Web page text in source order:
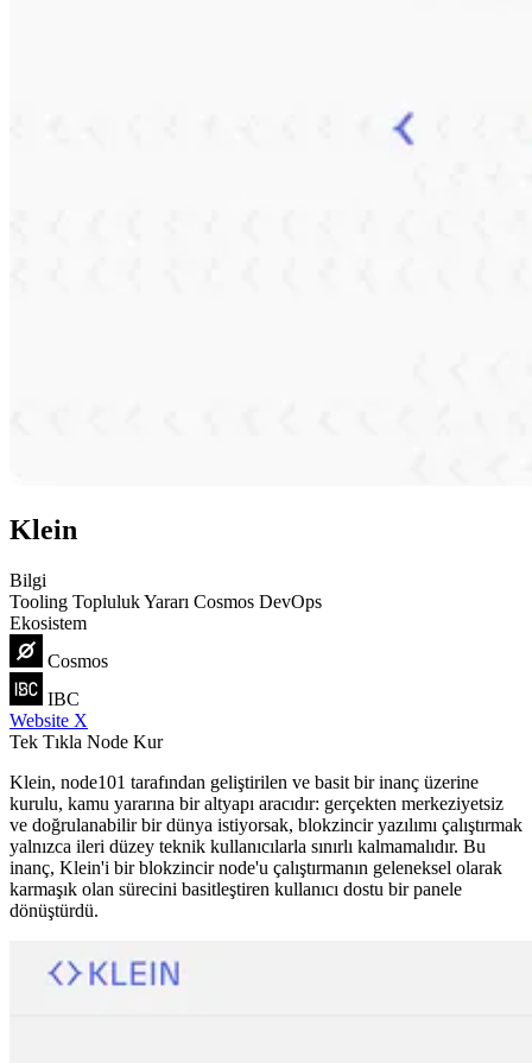
Klein
Bilgi
Tooling Topluluk Yararı Cosmos DevOps
Ekosistem
Cosmos
IBC
Website X
Tek Tıkla Node Kur
Klein, node101 tarafından geliştirilen ve basit bir inanç üzerine
kurulu, kamu yararına bir altyapı aracıdır: gerçekten merkeziyetsiz
ve doğrulanabilir bir dünya istiyorsak, blokzincir yazılımı çalıştırmak
yalnızca ileri düzey teknik kullanıcılarla sınırlı kalmamalıdır. Bu
inanç, Klein'i bir blokzincir node'u çalıştırmanın geleneksel olarak
karmaşık olan sürecini basitleştiren kullanıcı dostu bir panele
dönüştürdü.